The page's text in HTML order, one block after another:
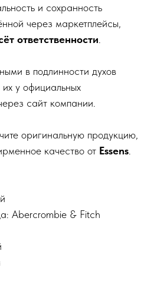
и сохранность
через маркетплейсы,
ответственности
в подлинности духов
их у официальных
сайт компании.
оригинальную продукцию,
качество от Essens
Abercrombie & Fitch